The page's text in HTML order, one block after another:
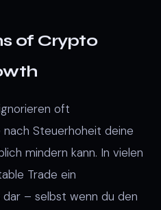
of Crypto
oft
nach Steuerhoheit deine
mindern kann. In vielen
Trade ein
– selbst wenn du den